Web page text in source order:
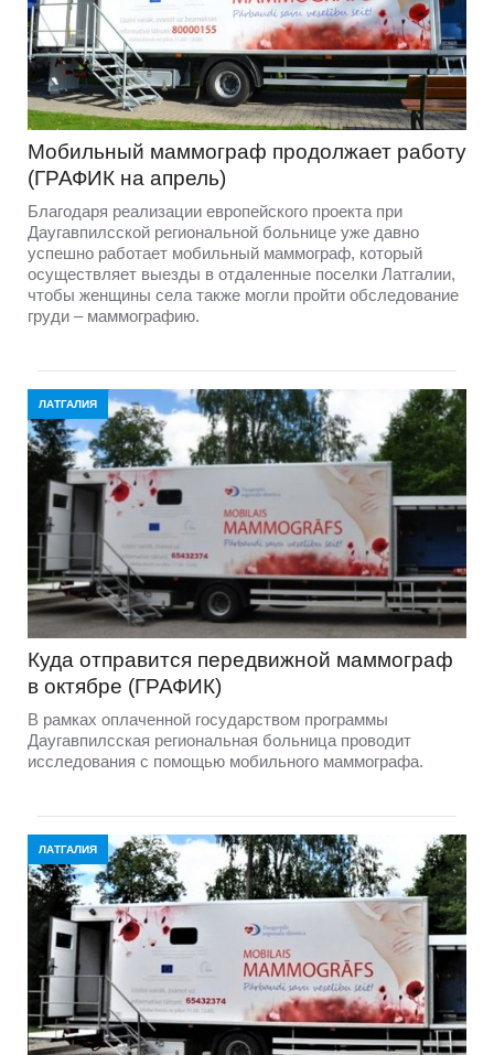
Мобильный маммограф продолжает работу
(ГРАФИК на апрель)
Благодаря реализации европейского проекта при
Даугавпилсской региональной больнице уже давно
успешно работает мобильный маммограф, который
осуществляет выезды в отдаленные поселки Латгалии,
чтобы женщины села также могли пройти обследование
груди – маммографию.
ЛАТГАЛИЯ
Куда отправится передвижной маммограф
в октябре (ГРАФИК)
В рамках оплаченной государством программы
Даугавпилсская региональная больница проводит
исследования с помощью мобильного маммографа.
ЛАТГАЛИЯ